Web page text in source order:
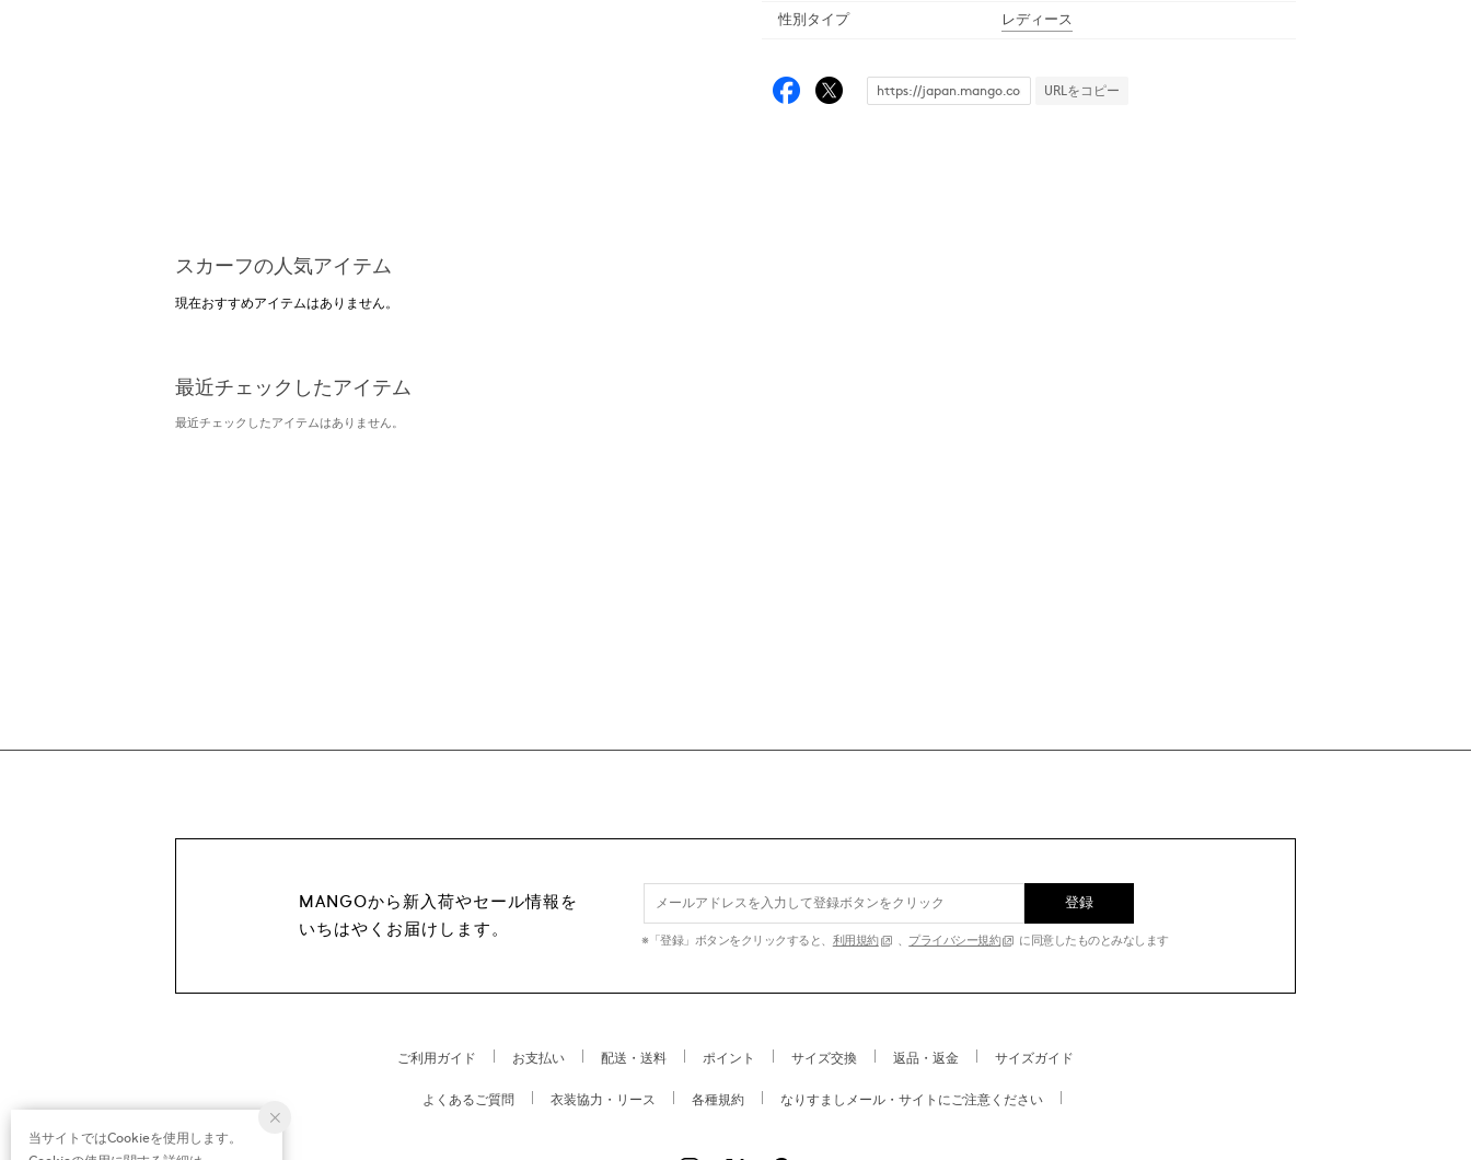
性別タイプ
レディース
URLをコピー
スカーフの人気アイテム
現在おすすめアイテムはありません。
最近チェックしたアイテム
最近チェックしたアイテムはありません。
MANGOから新入荷やセール情報を
いちはやくお届けします。
登録
※「登録」ボタンをクリックすると、 利用規約 、 プライバシー規約 に同意したものとみなします
ご利用ガイド お支払い 配送・送料 ポイント サイズ交換 返品・返金 サイズガイド
よくあるご質問 衣装協力・リース 各種規約 なりすましメール・サイトにご注意ください
当サイトではCookieを使用します。